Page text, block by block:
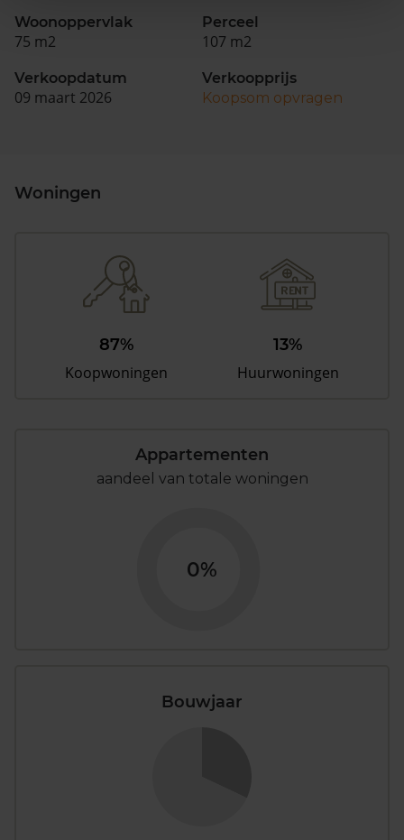
Woonoppervlak
75 m2
Perceel
107 m2
Verkoopdatum
09 maart 2026
Verkoopprijs
Koopsom opvragen
Woningen
87%
Koopwoningen
13%
Huurwoningen
Appartementen
aandeel van totale woningen
0%
Bouwjaar